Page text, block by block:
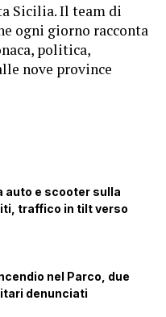
Sicilia. Il team di
ogni giorno racconta
politica,
nove province
auto e scooter sulla
traffico in tilt verso
nel Parco, due
denunciati